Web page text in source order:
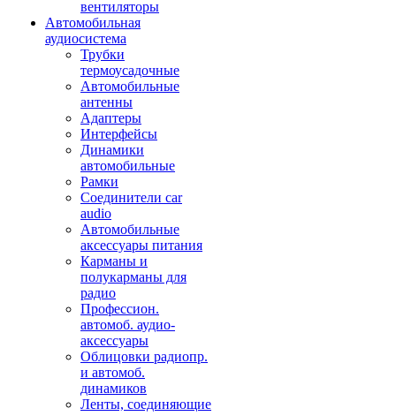
вентиляторы
Автомобильная
аудиосистема
Трубки
термоусадочные
Автомобильные
антенны
Адаптеры
Интерфейсы
Динамики
автомобильные
Рамки
Соединители car
audio
Автомобильные
аксессуары питания
Карманы и
полукарманы для
радио
Профессион.
автомоб. аудио-
аксессуары
Облицовки радиопр.
и автомоб.
динамиков
Ленты, соединяющие